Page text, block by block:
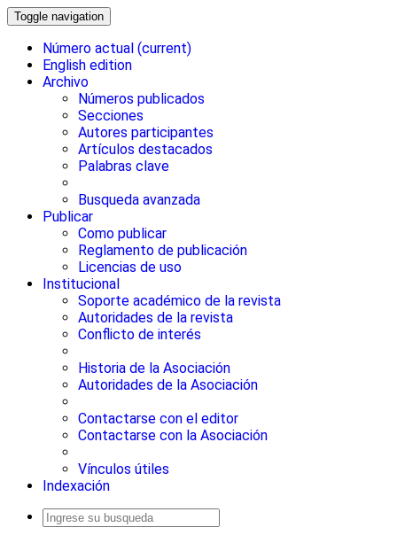
Toggle navigation
Número actual (current)
English edition
Archivo
Números publicados
Secciones
Autores participantes
Artículos destacados
Palabras clave
Busqueda avanzada
Publicar
Como publicar
Reglamento de publicación
Licencias de uso
Institucional
Soporte académico de la revista
Autoridades de la revista
Conflicto de interés
Historia de la Asociación
Autoridades de la Asociación
Contactarse con el editor
Contactarse con la Asociación
Vínculos útiles
Indexación